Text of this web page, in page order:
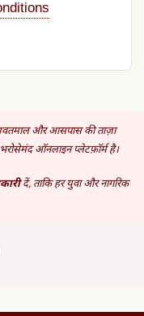
और आसपास की ताज़ा
ऑनलाइन प्लेटफ़ॉर्म है।
दें, ताकि हर युवा और नागरिक